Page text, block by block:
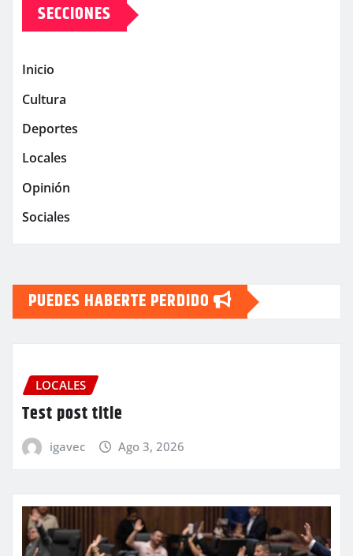
SECCIONES
Inicio
Cultura
Deportes
Locales
Opinión
Sociales
PUEDES HABERTE PERDIDO
LOCALES
Test post title
igavec Ago 3, 2026